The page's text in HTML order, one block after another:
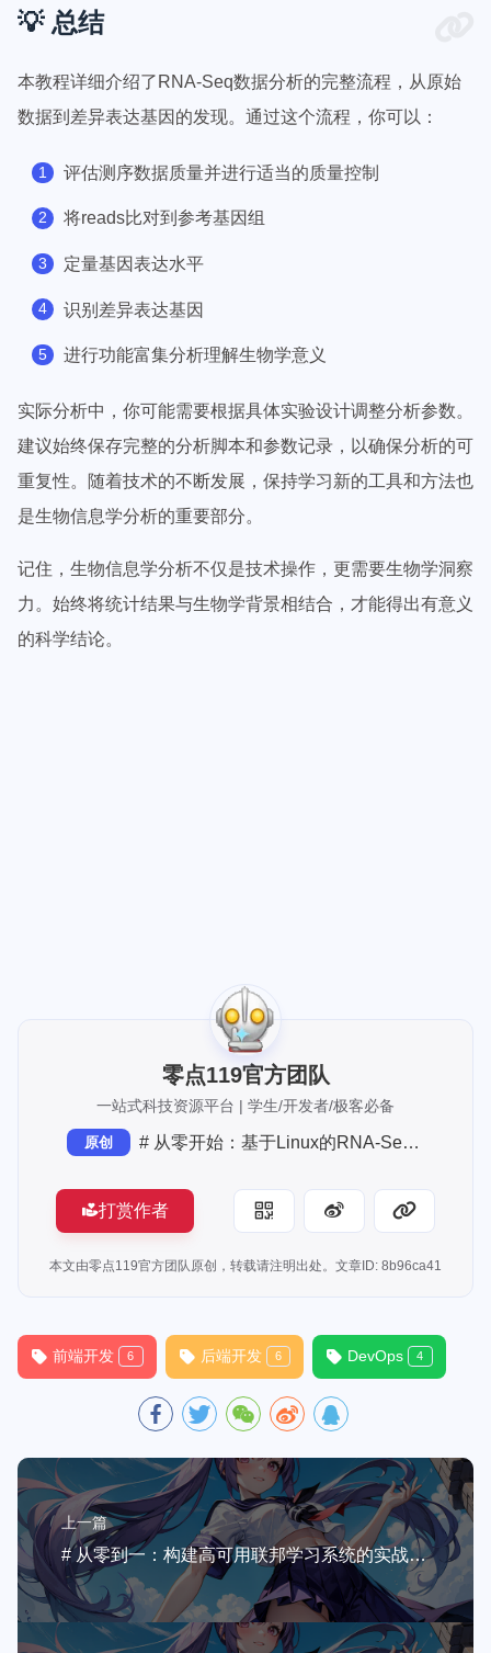
💡 总结
本教程详细介绍了RNA-Seq数据分析的完整流程，从原始
数据到差异表达基因的发现。通过这个流程，你可以：
评估测序数据质量并进行适当的质量控制
将reads比对到参考基因组
定量基因表达水平
识别差异表达基因
进行功能富集分析理解生物学意义
实际分析中，你可能需要根据具体实验设计调整分析参数。
建议始终保存完整的分析脚本和参数记录，以确保分析的可
重复性。随着技术的不断发展，保持学习新的工具和方法也
是生物信息学分析的重要部分。
记住，生物信息学分析不仅是技术操作，更需要生物学洞察
力。始终将统计结果与生物学背景相结合，才能得出有意义
的科学结论。
零点119官方团队
一站式科技资源平台 | 学生/开发者/极客必备
原创 # 从零开始：基于Linux的RNA-Seq数据分析全流程实战
打赏作者
本文由零点119官方团队原创，转载请注明出处。文章ID: 8b96ca41
前端开发 6 后端开发 6 DevOps 4
上一篇
# 从零到一：构建高可用联邦学习系统的实战指南